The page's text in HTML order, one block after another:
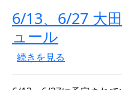
6/13、6/27 大
ュール
6/13、6/27 大田区U10
続きを見る